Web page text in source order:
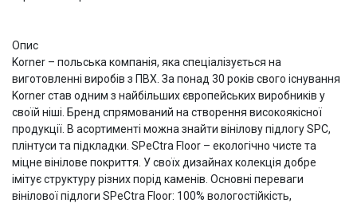
Опис
Korner – польська компанія, яка спеціалізується на
виготовленні виробів з ПВХ. За понад 30 років свого існування
Korner став одним з найбільших європейських виробників у
своїй ніші. Бренд спрямований на створення високоякісної
продукції. В асортименті можна знайти вінілову підлогу SPC,
плінтуси та підкладки. SPeCtra Floor – екологічно чисте та
міцне вінілове покриття. У своїх дизайнах колекція добре
імітує структуру різних порід каменів. Основні переваги
вінілової підлоги SPeCtra Floor: 100% вологостійкість,